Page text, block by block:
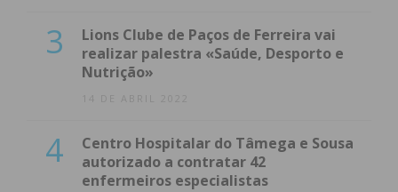
3
Lions Clube de Paços de Ferreira vai
realizar palestra «Saúde, Desporto e
Nutrição»
14 DE ABRIL 2022
4
Centro Hospitalar do Tâmega e Sousa
autorizado a contratar 42
enfermeiros especialistas